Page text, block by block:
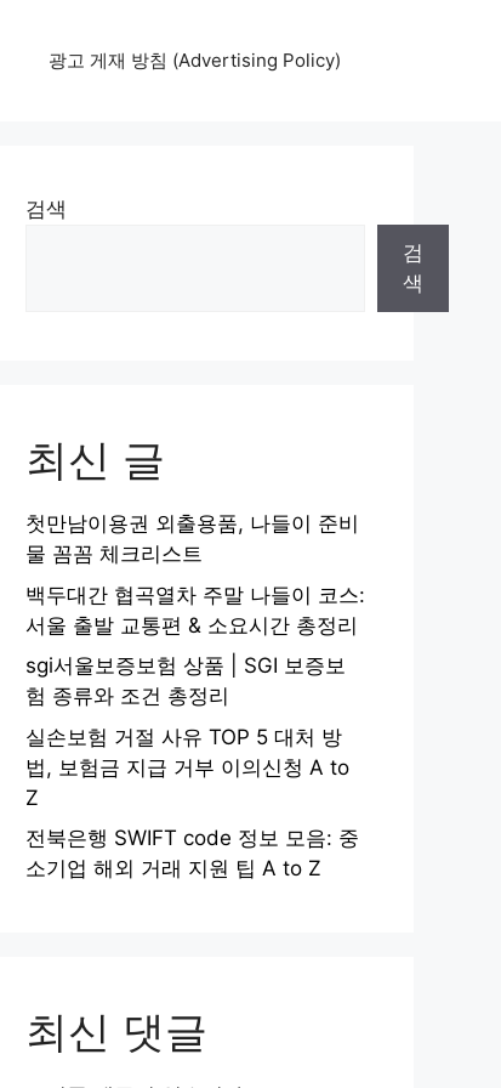
광고 게재 방침 (Advertising Policy)
검색
검
색
최신 글
첫만남이용권 외출용품, 나들이 준비
물 꼼꼼 체크리스트
백두대간 협곡열차 주말 나들이 코스:
서울 출발 교통편 & 소요시간 총정리
sgi서울보증보험 상품 | SGI 보증보
험 종류와 조건 총정리
실손보험 거절 사유 TOP 5 대처 방
법, 보험금 지급 거부 이의신청 A to
Z
전북은행 SWIFT code 정보 모음: 중
소기업 해외 거래 지원 팁 A to Z
최신 댓글